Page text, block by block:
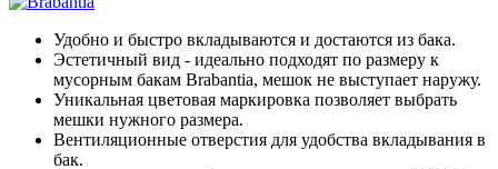
Удобно и быстро вкладываются и достаются из бака.
Эстетичный вид - идеально подходят по размеру к
мусорным бакам Brabantia, мешок не выступает наружу.
Уникальная цветовая маркировка позволяет выбрать
мешки нужного размера.
Вентиляционные отверстия для удобства вкладывания в
бак.